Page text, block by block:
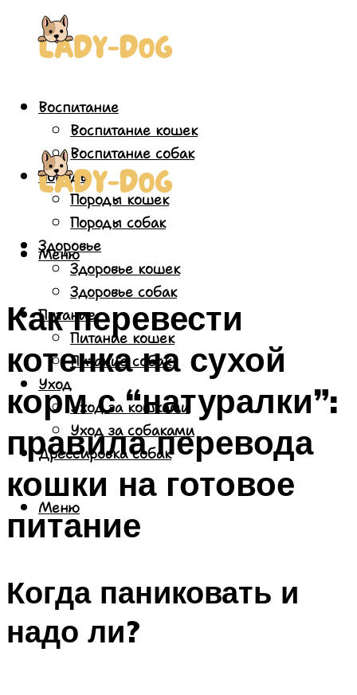
Воспитание
Воспитание кошек
Воспитание собак
Породы
Породы кошек
Породы собак
Здоровье
Здоровье кошек
Здоровье собак
Питание
Питание кошек
Питание собак
Уход
Уход за кошками
Уход за собаками
Дрессировка собак
Меню
Меню
Как перевести
котенка на сухой
корм с “натуралки”:
правила перевода
кошки на готовое
питание
Когда паниковать и
надо ли?